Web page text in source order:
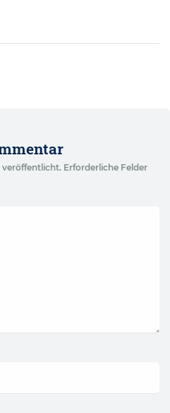
veröffentlicht. Erforderliche Felder